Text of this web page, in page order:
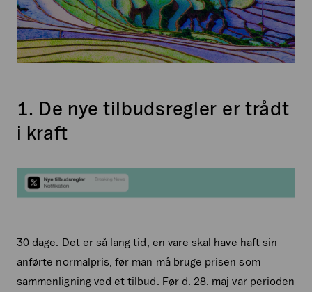
1. De nye tilbudsregler er trådt
i kraft
30 dage. Det er så lang tid, en vare skal have haft sin
anførte normalpris, før man må bruge prisen som
sammenligning ved et tilbud. Før d. 28. maj var perioden